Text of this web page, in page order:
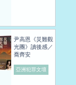
尹高恩《災難觀
光團》讀後感／
喬齊安
亞洲犯罪文壇